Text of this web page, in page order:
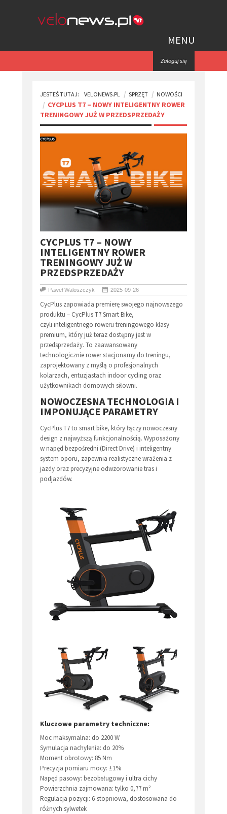
MENU
Zaloguj się
JESTEŚ TUTAJ: VELONEWS.PL SPRZĘT NOWOŚCI
CYCPLUS T7 – NOWY INTELIGENTNY ROWER
TRENINGOWY JUŻ W PRZEDSPRZEDAŻY
CYCPLUS T7 – NOWY
INTELIGENTNY ROWER
TRENINGOWY JUŻ W
PRZEDSPRZEDAŻY
Paweł Waloszczyk 2025-09-26
CycPlus zapowiada premierę swojego najnowszego
produktu – CycPlus T7 Smart Bike,
czyli inteligentnego roweru treningowego klasy
premium, który już teraz dostępny jest w
przedsprzedaży. To zaawansowany
technologicznie rower stacjonarny do treningu,
zaprojektowany z myślą o profesjonalnych
kolarzach, entuzjastach indoor cycling oraz
użytkownikach domowych siłowni.
NOWOCZESNA TECHNOLOGIA I
IMPONUJĄCE PARAMETRY
CycPlus T7 to smart bike, który łączy nowoczesny
design z najwyższą funkcjonalnością. Wyposażony
w napęd bezpośredni (Direct Drive) i inteligentny
system oporu, zapewnia realistyczne wrażenia z
jazdy oraz precyzyjne odwzorowanie tras i
podjazdów.
Kluczowe parametry techniczne:
Moc maksymalna: do 2200 W
Symulacja nachylenia: do 20%
Moment obrotowy: 85 Nm
Precyzja pomiaru mocy: ±1%
Napęd pasowy: bezobsługowy i ultra cichy
Powierzchnia zajmowana: tylko 0,77 m²
Regulacja pozycji: 6-stopniowa, dostosowana do
różnych sylwetek